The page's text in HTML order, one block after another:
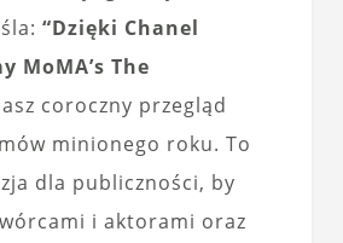
“Dzięki Chanel
MoMA’s The
coroczny przegląd
minionego roku. To
dla publiczności, by
i aktorami oraz